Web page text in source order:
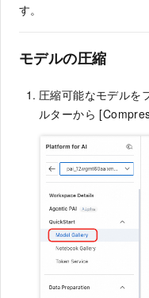
す。
モデルの圧縮
圧縮可能なモデルを
ルターから